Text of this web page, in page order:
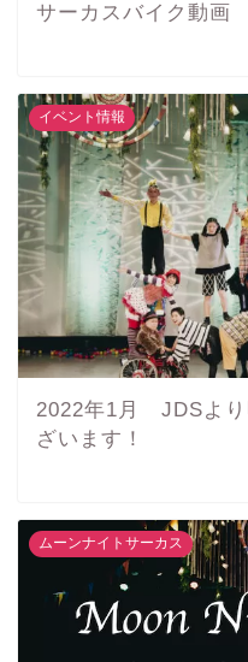
サーカスバイク動画
イベント情報
2022年1月 JDSより
ざいます！
ムーンナイトサーカス